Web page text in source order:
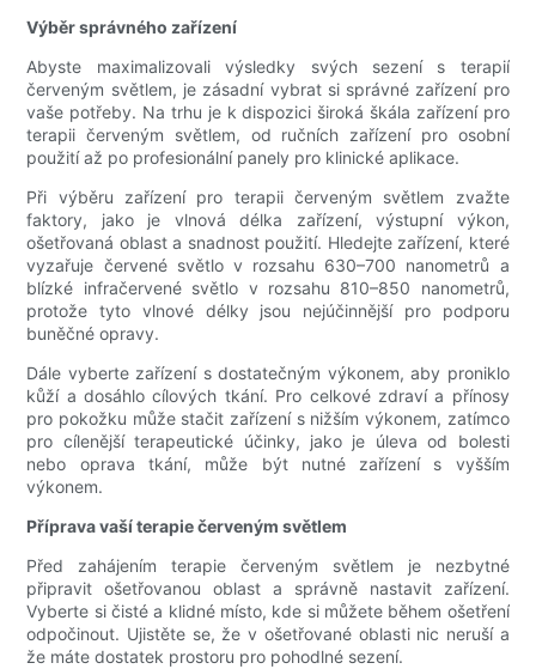
Výběr správného zařízení
Abyste maximalizovali výsledky svých sezení s terapií
červeným světlem, je zásadní vybrat si správné zařízení pro
vaše potřeby. Na trhu je k dispozici široká škála zařízení pro
terapii červeným světlem, od ručních zařízení pro osobní
použití až po profesionální panely pro klinické aplikace.
Při výběru zařízení pro terapii červeným světlem zvažte
faktory, jako je vlnová délka zařízení, výstupní výkon,
ošetřovaná oblast a snadnost použití. Hledejte zařízení, které
vyzařuje červené světlo v rozsahu 630–700 nanometrů a
blízké infračervené světlo v rozsahu 810–850 nanometrů,
protože tyto vlnové délky jsou nejúčinnější pro podporu
buněčné opravy.
Dále vyberte zařízení s dostatečným výkonem, aby proniklo
kůží a dosáhlo cílových tkání. Pro celkové zdraví a přínosy
pro pokožku může stačit zařízení s nižším výkonem, zatímco
pro cílenější terapeutické účinky, jako je úleva od bolesti
nebo oprava tkání, může být nutné zařízení s vyšším
výkonem.
Příprava vaší terapie červeným světlem
Před zahájením terapie červeným světlem je nezbytné
připravit ošetřovanou oblast a správně nastavit zařízení.
Vyberte si čisté a klidné místo, kde si můžete během ošetření
odpočinout. Ujistěte se, že v ošetřované oblasti nic neruší a
že máte dostatek prostoru pro pohodlné sezení.